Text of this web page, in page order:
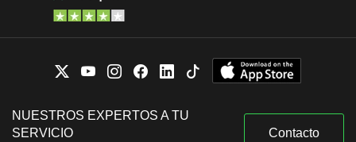
NUESTROS EXPERTOS A TU
SERVICIO
Contacto